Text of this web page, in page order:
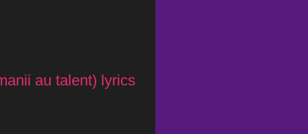
au talent) lyrics